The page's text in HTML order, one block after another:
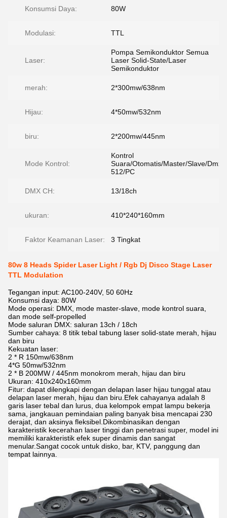
Konsumsi Daya: 80W
Modulasi: TTL
Laser:
Pompa Semikonduktor Semua
Laser Solid-State/Laser
Semikonduktor
merah: 2*300mw/638nm
Hijau: 4*50mw/532nm
biru: 2*200mw/445nm
Mode Kontrol:
Kontrol
Suara/Otomatis/Master/Slave/Dmx
512/PC
DMX CH: 13/18ch
ukuran: 410*240*160mm
Faktor Keamanan Laser: 3 Tingkat
80w 8 Heads Spider Laser Light / Rgb Dj Disco Stage Laser
TTL Modulation
Tegangan input: AC100-240V, 50 60Hz
Konsumsi daya: 80W
Mode operasi: DMX, mode master-slave, mode kontrol suara,
dan mode self-propelled
Mode saluran DMX: saluran 13ch / 18ch
Sumber cahaya: 8 titik tebal tabung laser solid-state merah, hijau
dan biru
Kekuatan laser:
2 * R 150mw/638nm
4*G 50mw/532nm
2 * B 200MW / 445nm monokrom merah, hijau dan biru
Ukuran: 410x240x160mm
Fitur: dapat dilengkapi dengan delapan laser hijau tunggal atau
delapan laser merah, hijau dan biru.Efek cahayanya adalah 8
garis laser tebal dan lurus, dua kelompok empat lampu bekerja
sama, jangkauan pemindaian paling banyak bisa mencapai 230
derajat, dan aksinya fleksibel.Dikombinasikan dengan
karakteristik kecerahan laser tinggi dan penetrasi super, model ini
memiliki karakteristik efek super dinamis dan sangat
menular.Sangat cocok untuk disko, bar, KTV, panggung dan
tempat lainnya.